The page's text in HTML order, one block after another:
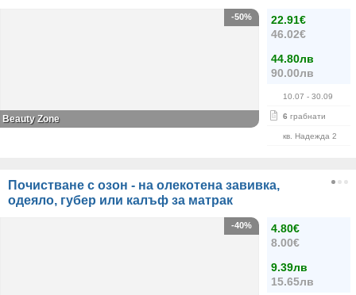
22.91€
46.02€
44.80лв
90.00лв
10.07 - 30.09
6 грабнати
кв. Надежда 2
-50%
Beauty Zone
Почистване с озон - на олекотена завивка,
одеяло, губер или калъф за матрак
4.80€
8.00€
9.39лв
15.65лв
-40%